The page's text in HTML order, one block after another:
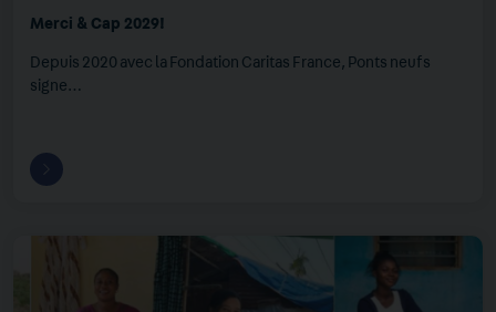
Merci & Cap 2029!
Depuis 2020 avec la Fondation Caritas France, Ponts neufs
signe…